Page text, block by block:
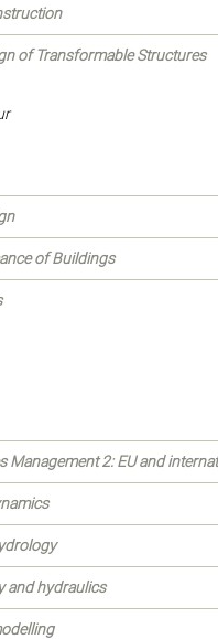
of Transformable Structures
of Buildings
Management 2: EU and
and hydraulics